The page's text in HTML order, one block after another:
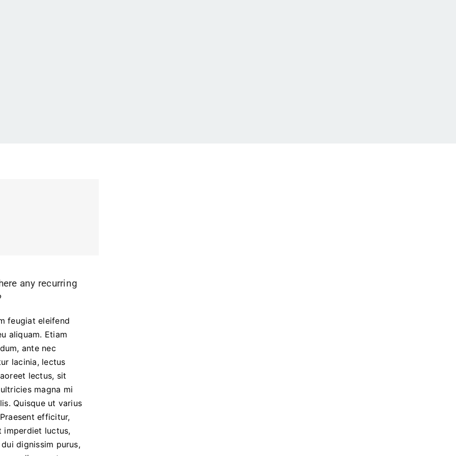
any recurring
feugiat eleifend
aliquam. Etiam
ante nec
lacinia, lectus
lectus, sit
magna mi
Quisque ut varius
efficitur,
imperdiet luctus,
dignissim purus,